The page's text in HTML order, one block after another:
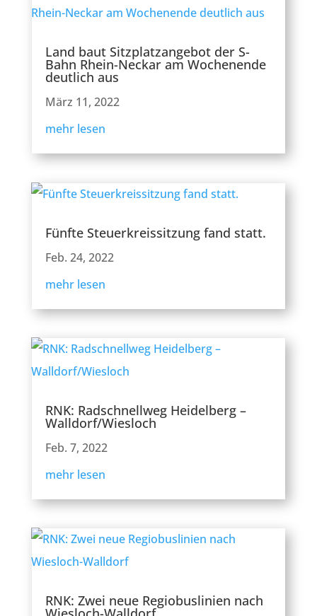
Land baut Sitzplatzangebot der S-
Bahn Rhein-Neckar am Wochenende
deutlich aus
März 11, 2022
mehr lesen
Fünfte Steuerkreissitzung fand statt.
Feb. 24, 2022
mehr lesen
RNK: Radschnellweg Heidelberg –
Walldorf/Wiesloch
Feb. 7, 2022
mehr lesen
RNK: Zwei neue Regiobuslinien nach